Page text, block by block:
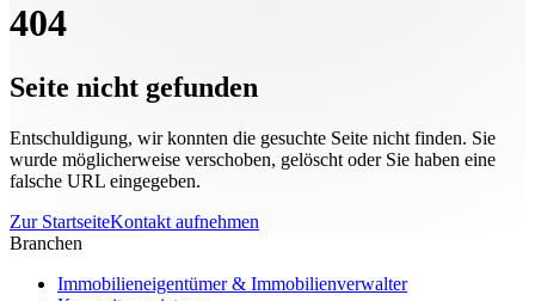
404
Seite nicht gefunden
Entschuldigung, wir konnten die gesuchte Seite nicht finden. Sie
wurde möglicherweise verschoben, gelöscht oder Sie haben eine
falsche URL eingegeben.
Zur StartseiteKontakt aufnehmen
Branchen
Immobilieneigentümer & Immobilienverwalter